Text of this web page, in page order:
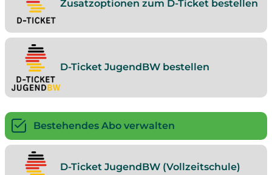
Zusatzoptionen zum D-Ticket bestellen
D-Ticket JugendBW bestellen
Bestehendes Abo verwalten
D-Ticket JugendBW (Vollzeitschule)